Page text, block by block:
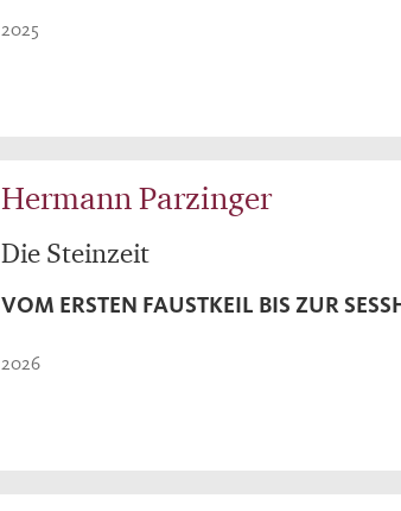
2025
Hermann Parzinger
Die Steinzeit
VOM ERSTEN FAUSTKEIL BIS ZUR
2026